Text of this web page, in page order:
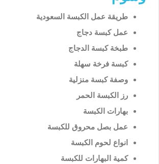
طريقة عمل الكبسة السعودية
عمل كبسة دجاج
طبخة كبسة الدجاج
كبسة فرخة سهلة
وصفة كبسة منزلية
رز الكبسة الحمر
بهارات الكبسة
عمل بصل محروق للكبسة
انواع لحوم الكبسة
كمية البهارات للكبسة